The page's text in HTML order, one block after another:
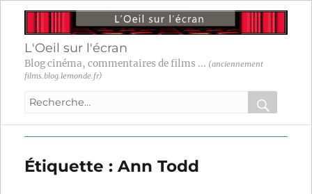
L'Oeil sur l'écran
Blog cinéma, commentaires de films ... (anciennement
films.blog.lemonde.fr)
Recherche
:
OK
Étiquette :Ann Todd